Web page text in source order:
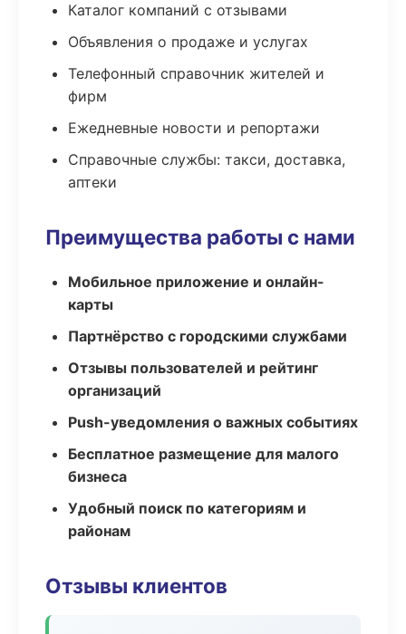
Каталог компаний с отзывами
Объявления о продаже и услугах
Телефонный справочник жителей и
фирм
Ежедневные новости и репортажи
Справочные службы: такси, доставка,
аптеки
Преимущества работы с нами
Мобильное приложение и онлайн-
карты
Партнёрство с городскими службами
Отзывы пользователей и рейтинг
организаций
Push-уведомления о важных событиях
Бесплатное размещение для малого
бизнеса
Удобный поиск по категориям и
районам
Отзывы клиентов